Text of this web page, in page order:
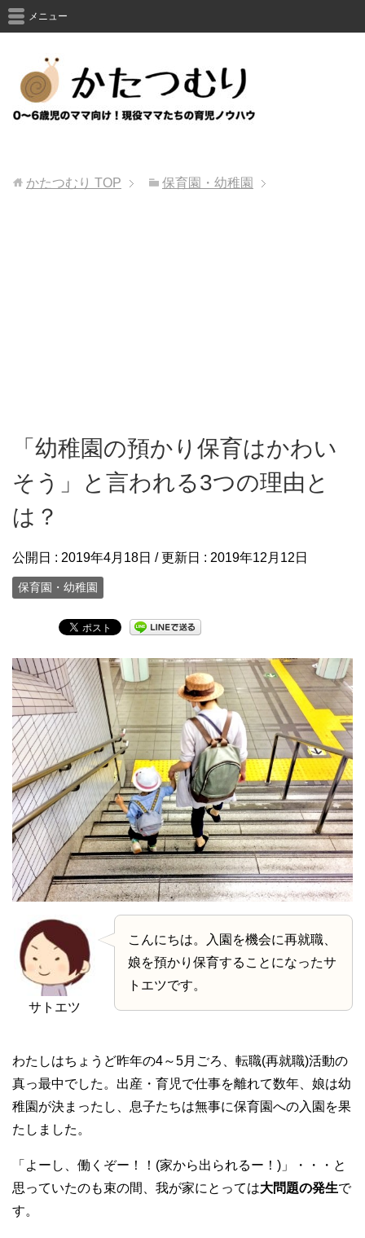
メニュー
かたつむり TOP 保育園・幼稚園
「幼稚園の預かり保育はかわい
そう」と言われる3つの理由と
は？
公開日 : 2019年4月18日 / 更新日 : 2019年12月12日
保育園・幼稚園
サトエツ
こんにちは。入園を機会に再就職、
娘を預かり保育することになったサ
トエツです。
わたしはちょうど昨年の4～5月ごろ、転職(再就職)活動の
真っ最中でした。出産・育児で仕事を離れて数年、娘は幼
稚園が決まったし、息子たちは無事に保育園への入園を果
たしました。
「よーし、働くぞー！！(家から出られるー！)」・・・と
思っていたのも束の間、我が家にとっては大問題の発生で
す。